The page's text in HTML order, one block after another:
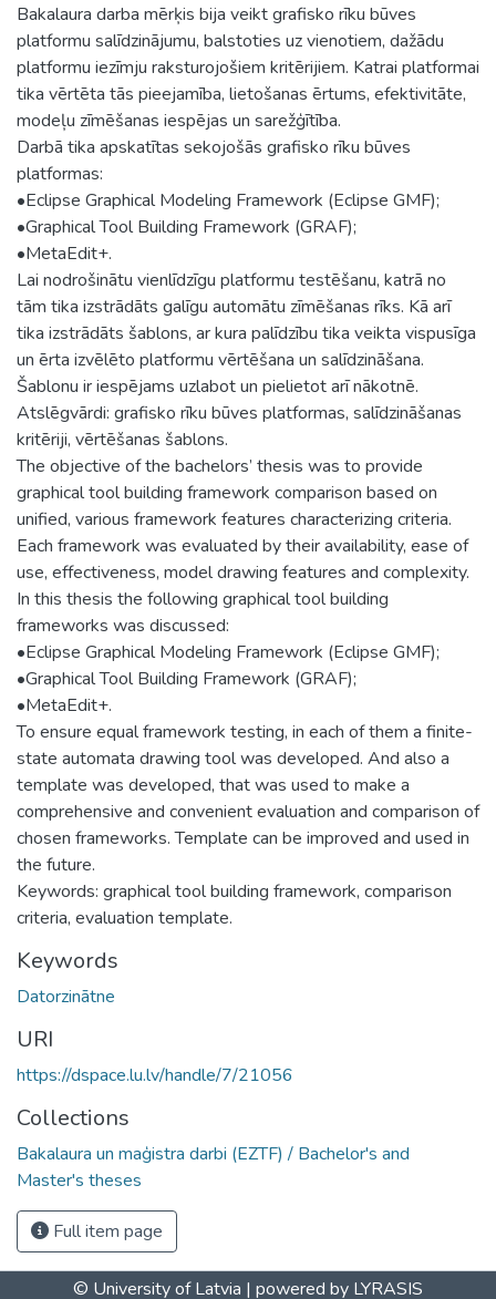
Bakalaura darba mērķis bija veikt grafisko rīku būves
platformu salīdzinājumu, balstoties uz vienotiem, dažādu
platformu iezīmju raksturojošiem kritērijiem. Katrai platformai
tika vērtēta tās pieejamība, lietošanas ērtums, efektivitāte,
modeļu zīmēšanas iespējas un sarežģītība.
Darbā tika apskatītas sekojošās grafisko rīku būves
platformas:
•Eclipse Graphical Modeling Framework (Eclipse GMF);
•Graphical Tool Building Framework (GRAF);
•MetaEdit+.
Lai nodrošinātu vienlīdzīgu platformu testēšanu, katrā no
tām tika izstrādāts galīgu automātu zīmēšanas rīks. Kā arī
tika izstrādāts šablons, ar kura palīdzību tika veikta vispusīga
un ērta izvēlēto platformu vērtēšana un salīdzināšana.
Šablonu ir iespējams uzlabot un pielietot arī nākotnē.
Atslēgvārdi: grafisko rīku būves platformas, salīdzināšanas
kritēriji, vērtēšanas šablons.
The objective of the bachelors’ thesis was to provide
graphical tool building framework comparison based on
unified, various framework features characterizing criteria.
Each framework was evaluated by their availability, ease of
use, effectiveness, model drawing features and complexity.
In this thesis the following graphical tool building
frameworks was discussed:
•Eclipse Graphical Modeling Framework (Eclipse GMF);
•Graphical Tool Building Framework (GRAF);
•MetaEdit+.
To ensure equal framework testing, in each of them a finite-
state automata drawing tool was developed. And also a
template was developed, that was used to make a
comprehensive and convenient evaluation and comparison of
chosen frameworks. Template can be improved and used in
the future.
Keywords: graphical tool building framework, comparison
criteria, evaluation template.
Keywords
Datorzinātne
URI
https://dspace.lu.lv/handle/7/21056
Collections
Bakalaura un maģistra darbi (EZTF) / Bachelor's and
Master's theses
Full item page
© University of Latvia | powered by LYRASIS